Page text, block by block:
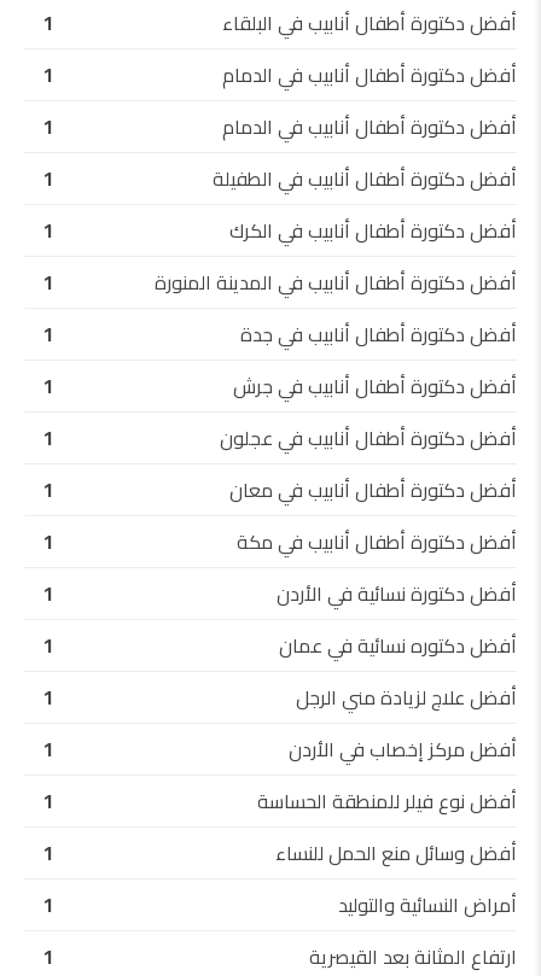
أفضل دكتورة أطفال أنابيب في البلقاء
1
أفضل دكتورة أطفال أنابيب في الدمام
1
أفضل دكتورة أطفال أنابيب في الدمام
1
أفضل دكتورة أطفال أنابيب في الطفيلة
1
أفضل دكتورة أطفال أنابيب في الكرك
1
أفضل دكتورة أطفال أنابيب في المدينة المنورة
1
أفضل دكتورة أطفال أنابيب في جدة
1
أفضل دكتورة أطفال أنابيب في جرش
1
أفضل دكتورة أطفال أنابيب في عجلون
1
أفضل دكتورة أطفال أنابيب في معان
1
أفضل دكتورة أطفال أنابيب في مكة
1
أفضل دكتورة نسائية في الأردن
1
أفضل دكتوره نسائية في عمان
1
أفضل علاج لزيادة مني الرجل
1
أفضل مركز إخصاب في الأردن
1
أفضل نوع فيلر للمنطقة الحساسة
1
أفضل وسائل منع الحمل للنساء
1
أمراض النسائية والتوليد
1
ارتفاع المثانة بعد القيصرية
1